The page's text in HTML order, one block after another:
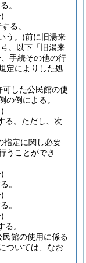
。
る。
う。)前に旧湯来
。以下「旧湯来
手続その他の行
定によりした処
した公民館の使
の例による。
。 ただし、次
指定に関し必要
うことができ
。
。
。
館の使用に係る
ついては、なお